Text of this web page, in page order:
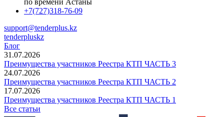
по времени Астаны
+7(727)318-76-09
support@tenderplus.kz
tenderpluskz
Блог
31.07.2026
Преимущества участников Реестра КТП ЧАСТЬ 3
24.07.2026
Преимущества участников Реестра КТП ЧАСТЬ 2
17.07.2026
Преимущества участников Реестра КТП ЧАСТЬ 1
Все статьи